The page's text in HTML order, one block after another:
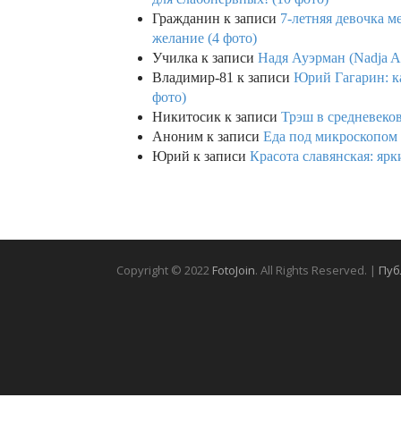
Гражданин к записи 7-летняя девочка
желание (4 фото)
Училка к записи Надя Ауэрман (Nadja
Владимир-81 к записи Юрий Гагарин:
фото)
Никитосик к записи Трэш в
Аноним к записи Еда под микроскопом
Юрий к записи Красота славянская:
Copyright © 2022 FotoJoin. All Rights Reserved. |